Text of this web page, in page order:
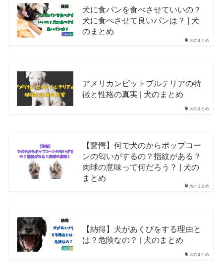
犬のまとめ
犬に食パンを食べさせていいの？
犬に食べさせて良いパンは？ | 犬
のまとめ
犬のまとめ
アメリカンピットブルテリアの特
徴と性格の真実 | 犬のまとめ
犬のまとめ
【驚愕】何で犬のからポップコー
ンの匂いがするの？指紋がある？
肉球の意味って何だろう？ | 犬の
まとめ
犬のまとめ
【納得】犬があくびをする理由と
は？危険なの？ | 犬のまとめ